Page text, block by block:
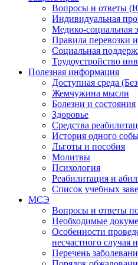
Вопросы и ответы
Индивидуальная
Медико-социальная
Правила перевозки
Социальная
Трудоустройство
Полезная информация
Доступная среда
Жемчужина мысли
Болезни и состояния
Здоровье
Средства
История одного
Льготы и пособия
Молитвы
Психология
Реабилитация и
Список учебных
МСЭ
Вопросы и ответы
Необходимые
Особенности
несчастного случая
Перечень